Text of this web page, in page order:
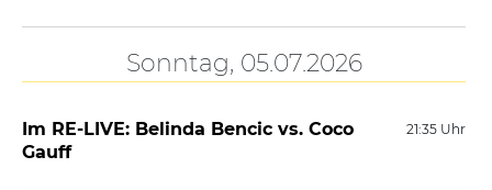
Sonntag, 05.07.2026
21:35 Uhr
Im RE-LIVE: Belinda Bencic vs. Coco
Gauff